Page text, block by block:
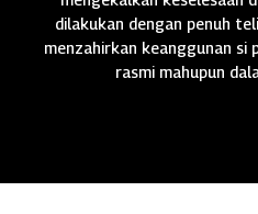
dilakukan dengan penuh
menzahirkan keanggunan si
rasmi mahupun